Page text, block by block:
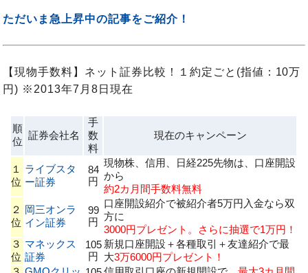
ただいま急上昇中の記事をご紹介！
【現物手数料】ネット証券比較！１約定ごと(指値：10万
円) ※2013年7月8日現在
順
位
証券会社名
手
数
料
現在のキャンペーン
１
位
ライブスタ
ー証券
84
円
現物株、信用、日経225先物は、口座開設
から
約2カ月間手数料無料
２
位
岡三オンラ
イン証券
99
円
口座開設紹介で被紹介者5万円入金なら双
方に
3000円プレゼント。さらに抽選で1万円！
３
位
マネックス
証券
105
円
新規口座開設＋各種取引＋友達紹介で最
大3万6000円プレゼント！